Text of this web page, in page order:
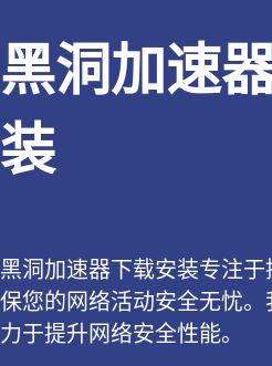
黑洞加速
装
黑洞加速器下载安装专注
保您的网络活动安全无忧
力于提升网络安全性能。